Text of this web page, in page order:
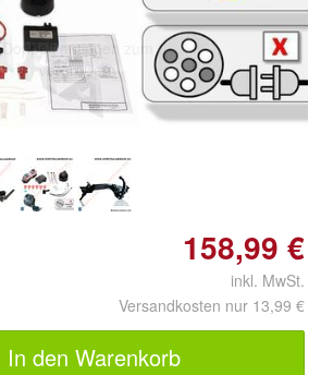
Doppelt antippen zum
vergrößern
158,99 €
inkl. MwSt.
Versandkosten nur 13,99 €
In den Warenkorb